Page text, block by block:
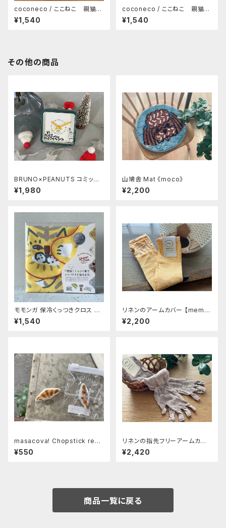
coconeco / ここねこ 親猫タ
ンブラー 300ml（トラ）
¥1,540
coconeco / ここねこ 親猫タ
ンブラー 300ml（ムジ）
¥1,540
その他の商品
BRUNO×PEANUTS コミック
アラームクロック《DROP》
¥1,980
山鳩舎 Mat 《moco》
¥2,200
モモンガ 保冷くっつきクロス ト
ラ
¥1,540
リネンのアームカバー 【memer
i】ハチミツレモン(2024カラー)
約50㎝
¥2,200
masacova! Chopstick rest
クロワッサン
¥550
リネンの指先フリーアームカバ
ー 【memeri】ホワイトブラウン
約55㎝
¥2,420
商品一覧に戻る